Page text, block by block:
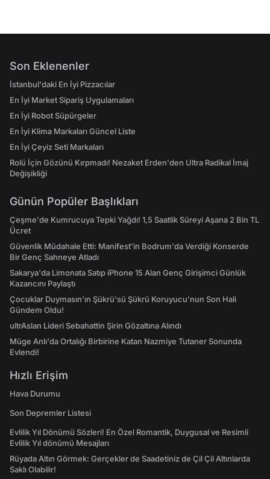
Son Eklenenler
İstanbul'daki En İyi Pizzacılar
En İyi Market Sipariş Uygulamaları
En İyi Robot Süpürgeler
En İyi Klima Markaları Güncel Liste
En İyi Çeyiz Seti Markaları
Rolü İçin Gözünü Kırpmadı! Nezaket Erden'den Ultra Radikal İmaj
Değişikliği
Günün Popüler Başlıkları
Çeşme'de Kumrucuya Tepki Yağdı! 1,5 Saatlik Süreyi Aşana 2 Bin TL
Ücret
Güvenlik Müdahale Etti: Manifest'in Bodrum'da Verdiği Konserde
Bir Genç Sahneye Atladı
Sakarya'da Limonata Satıp iPhone 15 Alan Genç Girişimci Günlük
Kazancını Paylaştı
Çocuklar Duymasın'ın Şükrü'sü Şükrü Koruyucu'nun Son Hali
Gündem Oldu!
ultrAslan Lideri Sebahattin Şirin Gözaltına Alındı
Müge Anlı'da Ortalığı Birbirine Katan Nazmiye Tutaner Sonunda
Evlendi!
Hızlı Erişim
Hava Durumu
Son Depremler Listesi
Evlilik Yıl Dönümü Sözleri! En Özel Romantik, Duygusal ve Resimli
Evlilik Yıl dönümü Mesajları
Rüyada Altın Görmek: Gerçekler de Saadetiniz de Çil Çil Altınlarda
Saklı Olabilir!